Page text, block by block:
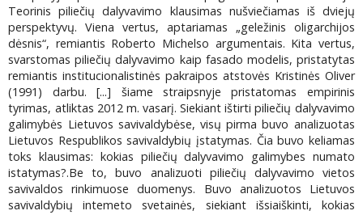
Teorinis piliečių dalyvavimo klausimas nušviečiamas iš dviejų
perspektyvų. Viena vertus, aptariamas „geležinis oligarchijos
dėsnis“, remiantis Roberto Michelso argumentais. Kita vertus,
svarstomas piliečių dalyvavimo kaip fasado modelis, pristatytas
remiantis institucionalistinės pakraipos atstovės Kristinės Oliver
(1991) darbu. [...] šiame straipsnyje pristatomas empirinis
tyrimas, atliktas 2012 m. vasarį. Siekiant ištirti piliečių dalyvavimo
galimybės Lietuvos savivaldybėse, visų pirma buvo analizuotas
Lietuvos Respublikos savivaldybių įstatymas. Čia buvo keliamas
toks klausimas: kokias piliečių dalyvavimo galimybes numato
istatymas?.Be to, buvo analizuoti piliečių dalyvavimo vietos
savivaldos rinkimuose duomenys. Buvo analizuotos Lietuvos
savivaldybių intemeto svetainės, siekiant išsiaiškinti, kokias